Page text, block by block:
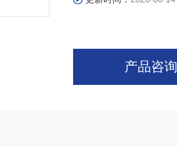
产品咨询